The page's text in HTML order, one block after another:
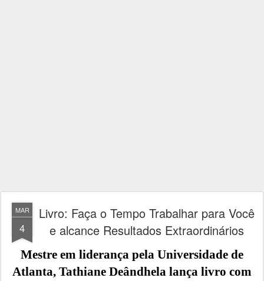
MAR
4
Livro: Faça o Tempo Trabalhar para Você
e alcance Resultados Extraordinários
Mestre em liderança pela Universidade de
Atlanta, Tathiane Deândhela lança livro com